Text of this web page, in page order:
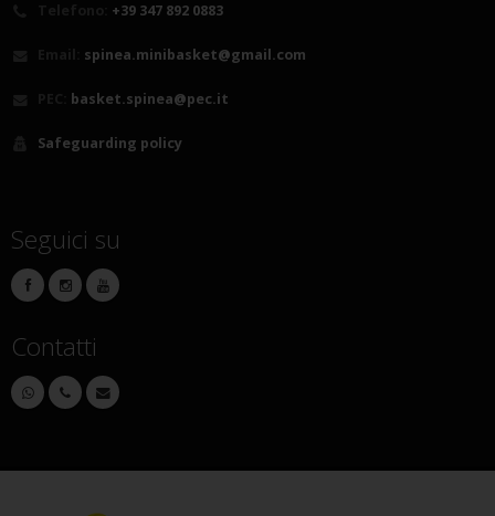
+39 347 892 0883
spinea.minibasket@gmail.com
basket.spinea@pec.it
Safeguarding policy
Seguici su
Contatti